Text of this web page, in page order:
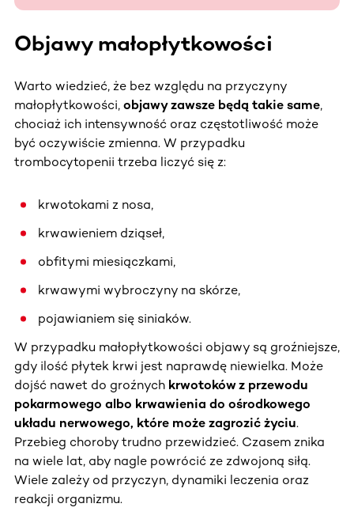
Objawy małopłytkowości
Warto wiedzieć, że bez względu na przyczyny
małopłytkowości, objawy zawsze będą takie same,
chociaż ich intensywność oraz częstotliwość może
być oczywiście zmienna. W przypadku
trombocytopenii trzeba liczyć się z:
krwotokami z nosa,
krwawieniem dziąseł,
obfitymi miesiączkami,
krwawymi wybroczyny na skórze,
pojawianiem się siniaków.
W przypadku małopłytkowości objawy są groźniejsze,
gdy ilość płytek krwi jest naprawdę niewielka. Może
dojść nawet do groźnych krwotoków z przewodu
pokarmowego albo krwawienia do ośrodkowego
układu nerwowego, które może zagrozić życiu.
Przebieg choroby trudno przewidzieć. Czasem znika
na wiele lat, aby nagle powrócić ze zdwojoną siłą.
Wiele zależy od przyczyn, dynamiki leczenia oraz
reakcji organizmu.